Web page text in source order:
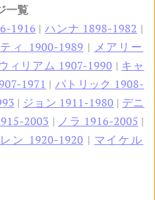
一覧
1916 |ハンナ 1898-1982 |
ィ 1900-1989 | メアリー
ウィリアム 1907-1990 | キャ
1971 | パトリック 1908-
| ジョン 1911-1980 | デニ
2003 | ノラ 1916-2005 |
ン 1920-1920 | マイケル